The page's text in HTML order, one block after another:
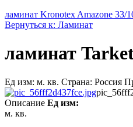
ламинат Kronotex Amazone 33/
Вернуться к: Ламинат
ламинат
Ед изм: м. кв. Страна: Россия
Описание Ед изм:
м. кв.